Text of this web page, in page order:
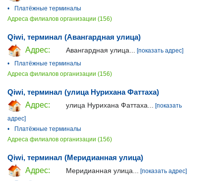
•
Платёжные терминалы
Адреса филиалов организации (156)
Qiwi, терминал (Авангардная улица)
Адрес:
Авангардная улица...
[показать адрес]
•
Платёжные терминалы
Адреса филиалов организации (156)
Qiwi, терминал (улица Нурихана Фаттаха)
Адрес:
улица Нурихана Фаттаха...
[показать
адрес]
•
Платёжные терминалы
Адреса филиалов организации (156)
Qiwi, терминал (Меридианная улица)
Адрес:
Меридианная улица...
[показать адрес]